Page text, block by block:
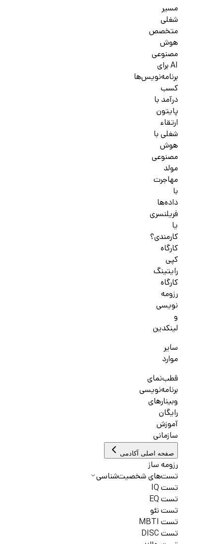
مسیر
شغلی
متخصص
هوش
مصنوعی
AI برای
برنامه‌نویس‌ها
کسب
درآمد با
پایتون
ارتقاء
شغلی با
هوش
مصنوعی
مولد
مهاجرت
با
داده‌ها
فریلنسری
یا
کارمندی؟
کارگاه
کپی
رایتینگ
کارگاه
رزومه
نویسی
و
لینکدین
سایر
موارد
قطب‌نمای
برنامه‌نویسی
وبینارهای
رایگان
آموزش
سازمانی
صفحه اصلی آکادمی
رزومه ساز
تست‌های شخصیت‌شناسی
تست IQ
تست EQ
تست نئو
تست MBTI
تست DISC